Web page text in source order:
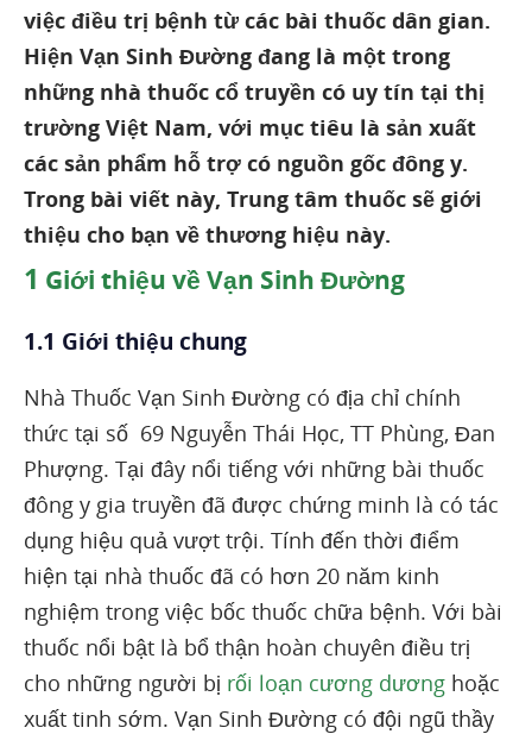
việc điều trị bệnh từ các bài thuốc dân gian.
Hiện Vạn Sinh Đường đang là một trong
những nhà thuốc cổ truyền có uy tín tại thị
trường Việt Nam, với mục tiêu là sản xuất
các sản phẩm hỗ trợ có nguồn gốc đông y.
Trong bài viết này, Trung tâm thuốc sẽ giới
thiệu cho bạn về thương hiệu này.
1 Giới thiệu về Vạn Sinh Đường
1.1 Giới thiệu chung
Nhà Thuốc Vạn Sinh Đường có địa chỉ chính
thức tại số 69 Nguyễn Thái Học, TT Phùng, Đan
Phượng. Tại đây nổi tiếng với những bài thuốc
đông y gia truyền đã được chứng minh là có tác
dụng hiệu quả vượt trội. Tính đến thời điểm
hiện tại nhà thuốc đã có hơn 20 năm kinh
nghiệm trong việc bốc thuốc chữa bệnh. Với bài
thuốc nổi bật là bổ thận hoàn chuyên điều trị
cho những người bị rối loạn cương dương hoặc
xuất tinh sớm. Vạn Sinh Đường có đội ngũ thầy